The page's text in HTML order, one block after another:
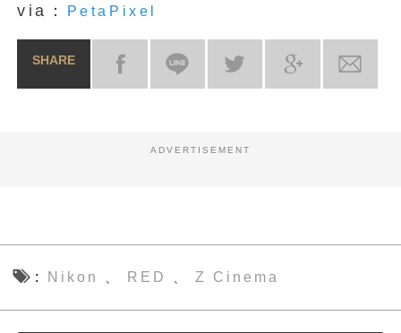
via： PetaPixel
SHARE
ADVERTISEMENT
Nikon RED Z Cinema